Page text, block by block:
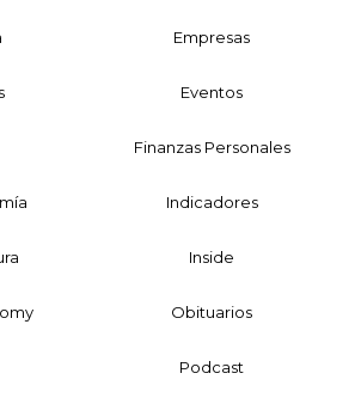
Empresas
Eventos
Finanzas Personales
Indicadores
Inside
Obituarios
Podcast